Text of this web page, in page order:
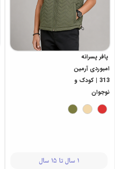
پافر پسرانه
امبوردی آرمین
313 | کودک و
نوجوان
1 سال تا 15 سال